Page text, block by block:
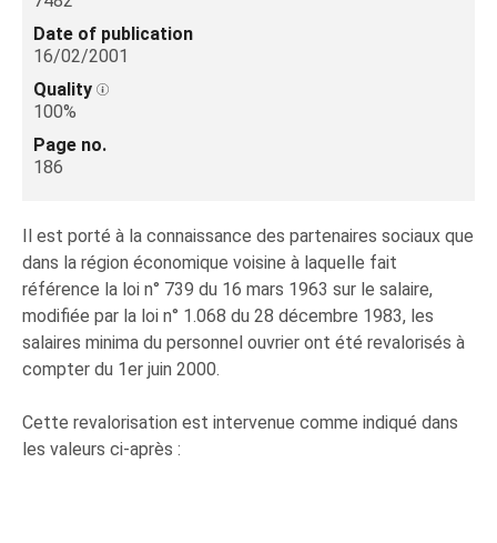
Date of publication
16/02/2001
Quality
100%
Page no.
186
Il est porté à la connaissance des partenaires sociaux que
dans la région économique voisine à laquelle fait
référence la loi n° 739 du 16 mars 1963 sur le salaire,
modifiée par la loi n° 1.068 du 28 décembre 1983, les
salaires minima du personnel ouvrier ont été revalorisés à
compter du 1er juin 2000.
Cette revalorisation est intervenue comme indiqué dans
les valeurs ci-après :